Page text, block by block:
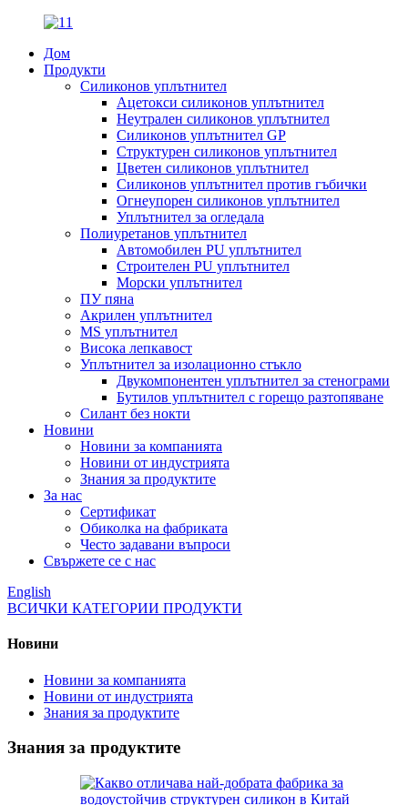
Дом
Продукти
Силиконов уплътнител
Ацетокси силиконов уплътнител
Неутрален силиконов уплътнител
Силиконов уплътнител GP
Структурен силиконов уплътнител
Цветен силиконов уплътнител
Силиконов уплътнител против гъбички
Огнеупорен силиконов уплътнител
Уплътнител за огледала
Полиуретанов уплътнител
Автомобилен PU уплътнител
Строителен PU уплътнител
Морски уплътнител
ПУ пяна
Акрилен уплътнител
MS уплътнител
Висока лепкавост
Уплътнител за изолационно стъкло
Двукомпонентен уплътнител за стенограми
Бутилов уплътнител с горещо разтопяване
Силант без нокти
Новини
Новини за компанията
Новини от индустрията
Знания за продуктите
За нас
Сертификат
Обиколка на фабриката
Често задавани въпроси
Свържете се с нас
English
ВСИЧКИ КАТЕГОРИИ ПРОДУКТИ
Новини
Новини за компанията
Новини от индустрията
Знания за продуктите
Знания за продуктите